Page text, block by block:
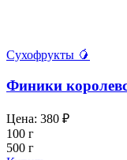
Сухофрукты 🥭
Финики
Цена: 380 ₽
100 г
500 г